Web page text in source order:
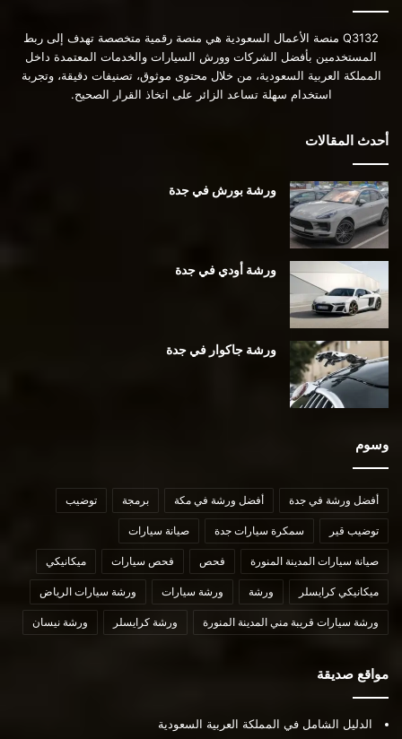
Q3132 منصة الأعمال السعودية هي منصة رقمية متخصصة تهدف إلى ربط
المستخدمين بأفضل الشركات وورش السيارات والخدمات المعتمدة داخل
المملكة العربية السعودية، من خلال محتوى موثوق، تصنيفات دقيقة، وتجربة
استخدام سهلة تساعد الزائر على اتخاذ القرار الصحيح.
أحدث المقالات
ورشة بورش في جدة
ورشة أودي في جدة
ورشة جاكوار في جدة
وسوم
أفضل ورشة في جدة أفضل ورشة في مكة برمجة توضيب
توضيب قير سمكرة سيارات جدة صيانة سيارات
صيانة سيارات المدينة المنورة فحص فحص سيارات ميكانيكي
ميكانيكي كرايسلر ورشة ورشة سيارات ورشة سيارات الرياض
ورشة سيارات قريبة مني المدينة المنورة ورشة كرايسلر ورشة نيسان
مواقع صديقة
الدليل الشامل في المملكة العربية السعودية